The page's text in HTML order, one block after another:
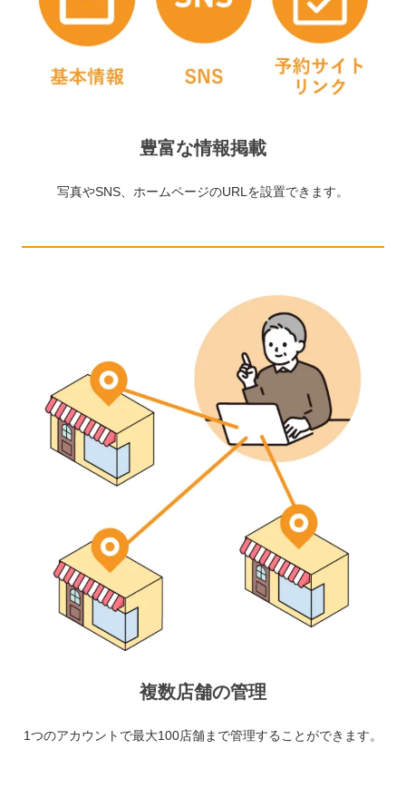
豊富な情報掲載
写真やSNS、ホームページのURLを設置できます。
複数店舗の管理
1つのアカウントで最大100店舗まで管理することができます。